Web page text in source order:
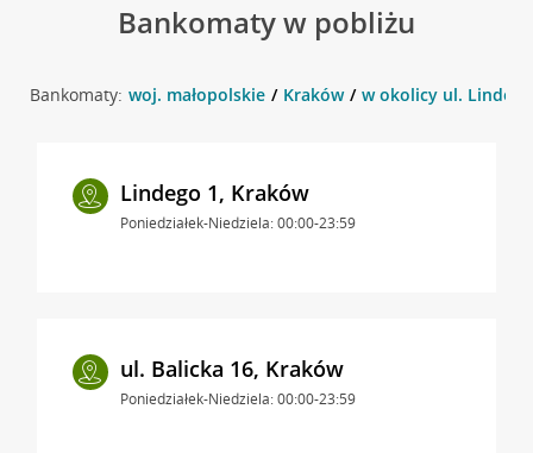
Bankomaty w pobliżu
Bankomaty: woj. małopolskie Kraków w okolicy ul.
Lindego 1, Kraków
Poniedziałek-Niedziela: 00:00-23:59
ul. Balicka 16, Kraków
Poniedziałek-Niedziela: 00:00-23:59